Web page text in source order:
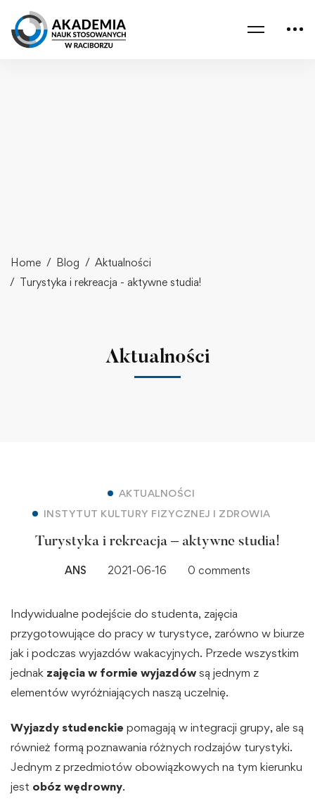
Home Blog
Aktualności
Turystyka i rekreacja - aktywne studia!
Aktualności
AKTUALNOŚCI
INSTYTUT KULTURY FIZYCZNEJ I ZDROWIA
Turystyka i rekreacja – aktywne studia!
ANS 2021-06-16 0 comments
Indywidualne podejście do studenta, zajęcia
przygotowujące do pracy w turystyce, zarówno w biurze
jak i podczas wyjazdów wakacyjnych. Przede wszystkim
jednak zajęcia w formie wyjazdów są jednym z
elementów wyróżniających naszą uczelnię.
Wyjazdy studenckie pomagają w integracji grupy, ale są
również formą poznawania różnych rodzajów turystyki.
Jednym z przedmiotów obowiązkowych na tym kierunku
jest obóz wędrowny.